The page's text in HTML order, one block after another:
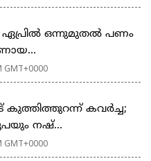
ഏപ്രില്‍ ഒന്നുമുതല്‍ പണം
GMT+0000
കുത്തിത്തുറന്ന് കവർച്ച;
നഷ്...
GMT+0000